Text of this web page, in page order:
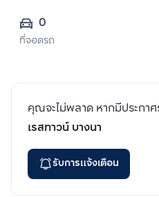
0
ที่จอดรถ
คุณจะไม่พลาด หากมีประกาศ
เรสทาวน์ บางนา
รับการแจ้งเตือน